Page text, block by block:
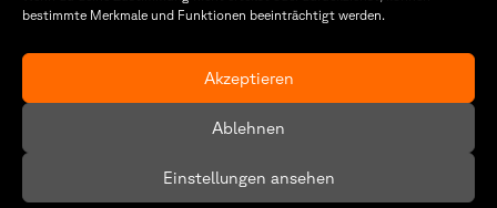
bestimmte Merkmale und Funktionen beeinträchtigt werden.
Akzeptieren
Ablehnen
Einstellungen ansehen
8:30 – 15:30